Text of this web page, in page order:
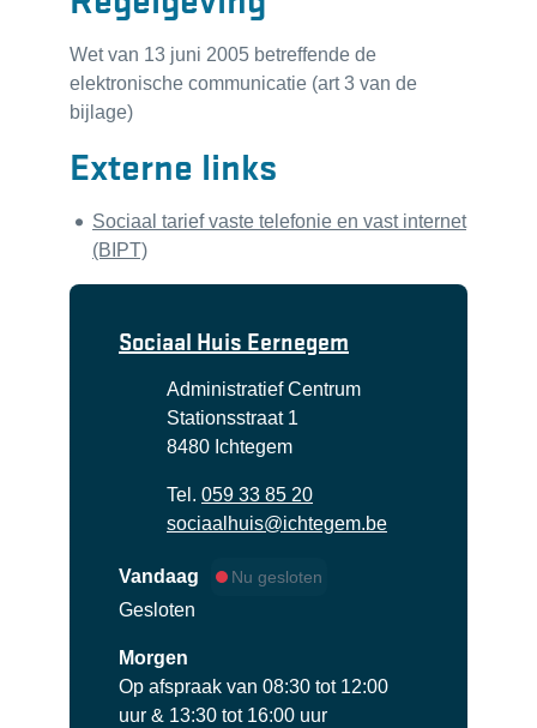
Wet van 13 juni 2005 betreffende de
elektronische communicatie (art 3 van de
bijlage)
Externe links
Sociaal tarief vaste telefonie en vast internet
(BIPT)
Contact
Sociaal Huis Eernegem
AdresAdministratief Centrum
Stationsstraat 1
,8480 Ichtegem
059 33 85 20
E-mailsociaalhuis@ichtegem.be
Vandaag Nu gesloten
Gesloten
Morgen
Op afspraak van 08:30 tot 12:00
uur & 13:30 tot 16:00 uur